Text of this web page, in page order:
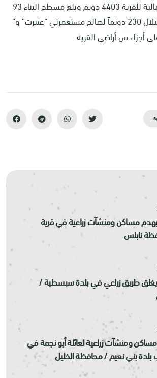
بلغت المساحة الإجمالية للقرية 4403 دونم وبلغ مسطح البناء 93
دونم، وقد صادر الاحتلال 230 دونماً لصالح مستعمرتي “عتيرت” و”
أجزاء من أراضي القرية
بهدم مساكن ومنشآت زراعية في قرية
نابلس
طريق زراعي في بلدة سبسطية /
ومنشآت زراعية لعائلة أبو نجمة في
بلدة بني نعيم / محافظة الخليل